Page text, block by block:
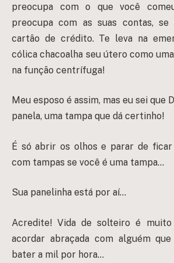
preocupa com o que você
preocupa com as suas contas,
cartão de crédito. Te leva na
cólica chacoalha seu útero como
na função centrífuga!
Meu esposo é assim, mas eu sei que
panela, uma tampa que dá certinho!
É só abrir os olhos e parar de
com tampas se você é uma tampa…
Sua panelinha está por aí…
Acredite! Vida de solteiro é
acordar abraçada com alguém
bater a mil por hora…